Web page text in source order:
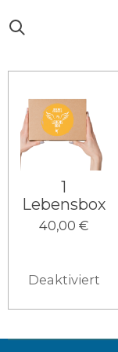
Zum
Hauptinhalt
1
Lebensbox
40,00 €
Deaktiviert